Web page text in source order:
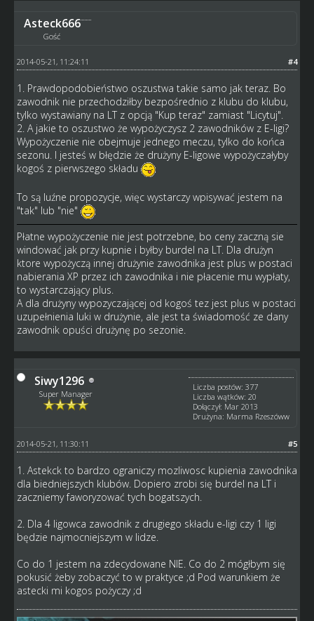
Asteck666
Gość
#4
2014-05-21, 11:24:11
1. Prawdopodobieństwo oszustwa takie samo jak teraz. Bo
zawodnik nie przechodziłby bezpośrednio z klubu do klubu,
tylko wystawiany na LT z opcją "Kup teraz" zamiast "Licytuj".
2. A jakie to oszustwo że wypożyczysz 2 zawodników z E-ligi?
Wypożyczenie nie obejmuje jednego meczu, tylko do końca
sezonu. I jesteś w błędzie że drużyny E-ligowe wypożyczałyby
kogoś z pierwszego składu
To są luźne propozycje, więc wystarczy wpisywać jestem na
"tak" lub "nie"
Płatne wypożyczenie nie jest potrzebne, bo ceny zaczną sie
windować jak przy kupnie i byłby burdel na LT. Dla drużyn
ktore wypożyczą innej drużynie zawodnika jest plus w postaci
nabierania XP przez ich zawodnika i nie płacenie mu wypłaty,
to wystarczający plus.
A dla drużyny wypozyczającej od kogoś tez jest plus w postaci
uzupełnienia luki w drużynie, ale jest ta świadomość ze dany
zawodnik opuści drużynę po sezonie.
Siwy1296
Super Manager
Liczba postów: 377
Liczba wątków: 20
Dołączył: Mar 2013
Drużyna: Marma Rzeszóww
#5
2014-05-21, 11:30:11
1. Astekck to bardzo ograniczy mozliwosc kupienia zawodnika
dla biedniejszych klubów. Dopiero zrobi się burdel na LT i
zaczniemy faworyzować tych bogatszych.
2. Dla 4 ligowca zawodnik z drugiego składu e-ligi czy 1 ligi
będzie najmocniejszym w lidze.
Co do 1 jestem na zdecydowane NIE. Co do 2 mógłbym się
pokusić żeby zobaczyć to w praktyce ;d Pod warunkiem że
astecki mi kogos pożyczy ;d